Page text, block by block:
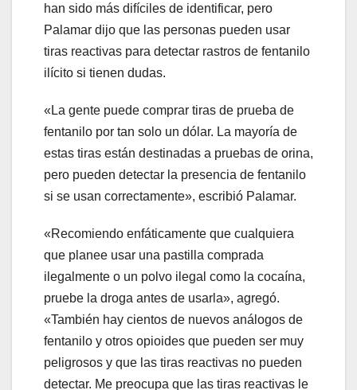
han sido más difíciles de identificar, pero
Palamar dijo que las personas pueden usar
tiras reactivas para detectar rastros de fentanilo
ilícito si tienen dudas.
«La gente puede comprar tiras de prueba de
fentanilo por tan solo un dólar. La mayoría de
estas tiras están destinadas a pruebas de orina,
pero pueden detectar la presencia de fentanilo
si se usan correctamente», escribió Palamar.
«Recomiendo enfáticamente que cualquiera
que planee usar una pastilla comprada
ilegalmente o un polvo ilegal como la cocaína,
pruebe la droga antes de usarla», agregó.
«También hay cientos de nuevos análogos de
fentanilo y otros opioides que pueden ser muy
peligrosos y que las tiras reactivas no pueden
detectar. Me preocupa que las tiras reactivas le